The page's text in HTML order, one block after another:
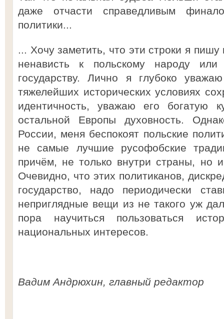
даже отчасти справедливым
политики...
... Хочу заметить, что эти строки я
ненависть к польскому народу
государству. Лично я глубоко
тяжелейших исторических условиях
идентичность, уважаю его богатую
остальной Европы духовность.
России, меня беспокоят польские
не самые лучшие русофобские
причём, не только внутри страны, но
Очевидно, что этих политиканов,
государство, надо периодически
неприглядные вещи из не такого уж
пора научиться пользоваться
национальных интересов.
Вадим Андрюхин, главный редактор